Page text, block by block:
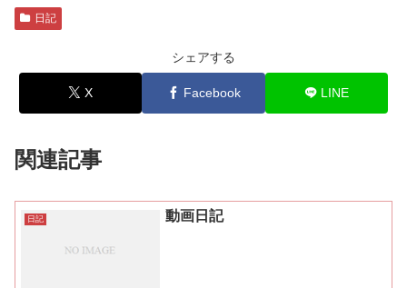
日記
シェアする
X Facebook LINE
関連記事
日記 動画日記